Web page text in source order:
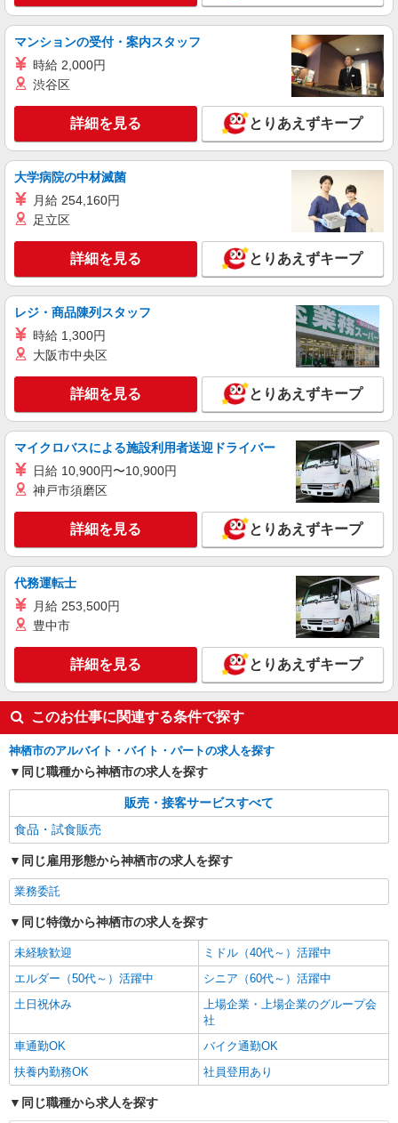
マンションの受付・案内スタッフ
時給 2,000円
渋谷区
詳細を見る とりあえずキープ
大学病院の中材滅菌
月給 254,160円
足立区
詳細を見る とりあえずキープ
レジ・商品陳列スタッフ
時給 1,300円
大阪市中央区
詳細を見る とりあえずキープ
マイクロバスによる施設利用者送迎ドライバー
日給 10,900円〜10,900円
神戸市須磨区
詳細を見る とりあえずキープ
代務運転士
月給 253,500円
豊中市
詳細を見る とりあえずキープ
このお仕事に関連する条件で探す
神栖市のアルバイト・バイト・パートの求人を探す
同じ職種から神栖市の求人を探す
販売・接客サービスすべて
食品・試食販売
同じ雇用形態から神栖市の求人を探す
業務委託
同じ特徴から神栖市の求人を探す
未経験歓迎
ミドル（40代～）活躍中
エルダー（50代～）活躍中
シニア（60代～）活躍中
土日祝休み
上場企業・上場企業のグループ会
社
車通勤OK
バイク通勤OK
扶養内勤務OK
社員登用あり
同じ職種から求人を探す